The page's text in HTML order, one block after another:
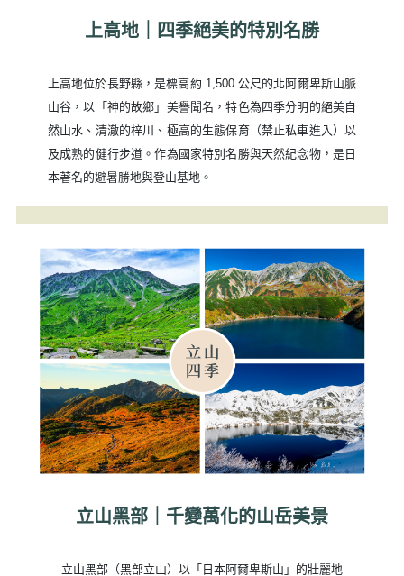
上高地｜四季絕美的特別名勝
上高地位於長野縣，是標高約 1,500 公尺的北阿爾卑斯山脈
山谷，以「神的故鄉」美譽聞名，特色為四季分明的絕美自
然山水、清澈的梓川、極高的生態保育（禁止私車進入）以
及成熟的健行步道。作為國家特別名勝與天然紀念物，是日
本著名的避暑勝地與登山基地。
立山黑部｜千變萬化的山岳美景
立山黑部（黑部立山）以「日本阿爾卑斯山」的壯麗地